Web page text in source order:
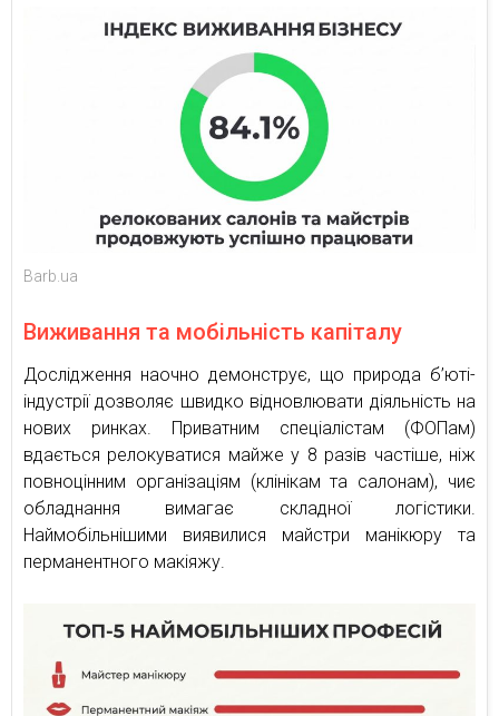
Barb.ua
Виживання та мобільність капіталу
Дослідження наочно демонструє, що природа б’юті-
індустрії дозволяє швидко відновлювати діяльність на
нових ринках. Приватним спеціалістам (ФОПам)
вдається релокуватися майже у 8 разів частіше, ніж
повноцінним організаціям (клінікам та салонам), чиє
обладнання вимагає складної логістики.
Наймобільнішими виявилися майстри манікюру та
перманентного макіяжу.